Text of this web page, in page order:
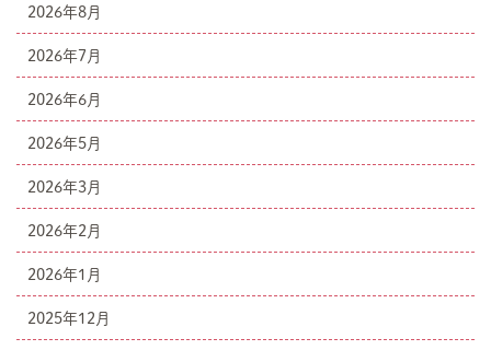
2026年8月
2026年7月
2026年6月
2026年5月
2026年3月
2026年2月
2026年1月
2025年12月